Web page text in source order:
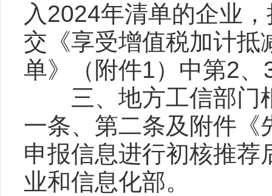
入2024年清单的企业
交《享受增值税加计抵
单》（附件1）中第2
三、地方工信部门
一条、第二条及附件《
申报信息进行初核推荐
业和信息化部。